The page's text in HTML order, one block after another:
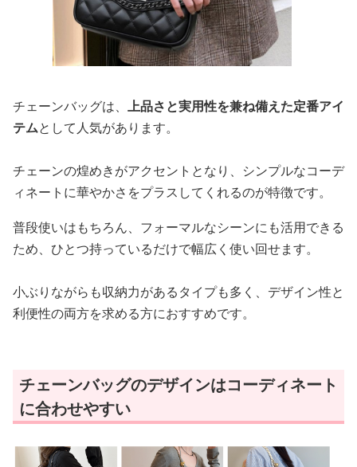
チェーンバッグは、 上品さと実用性を兼ね備えた定番アイ
テムとして人気があります。
チェーンの煌めきがアクセントとなり、シンプルなコーデ
ィネートに華やかさをプラスしてくれるのが特徴です。
普段使いはもちろん、フォーマルなシーンにも活用できる
ため、ひとつ持っているだけで幅広く使い回せます。
小ぶりながらも収納力があるタイプも多く、デザイン性と
利便性の両方を求める方におすすめです。
チェーンバッグのデザインはコーディネート
に合わせやすい